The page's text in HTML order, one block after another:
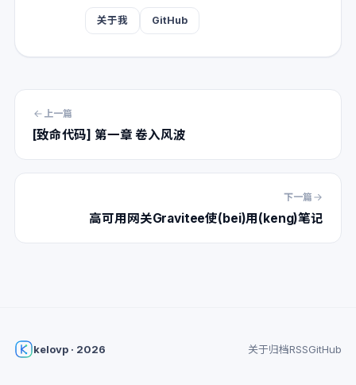
关于我 GitHub
上一篇
[致命代码] 第一章 卷入风波
下一篇
高可用网关Gravitee使(bei)用(keng)笔记
kelovp · 2026 关于归档RSSGitHub